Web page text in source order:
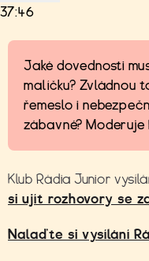
37:46
Jaké dovednosti
malíčku? Zvládnou
řemeslo i
zábavné? Moderuje
Klub Rádia Junior
si ujít rozhovory se
Nalaďte si vysílání